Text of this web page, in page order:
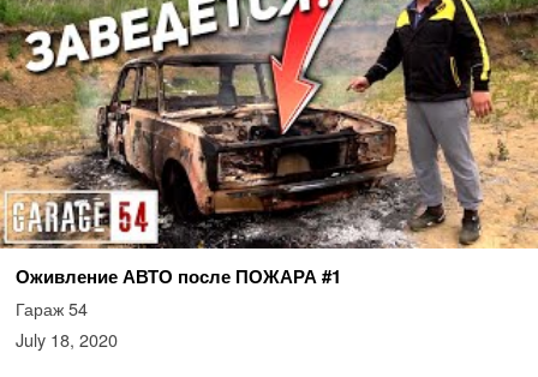
Оживление АВТО после ПОЖАРА #1
Гараж 54
July 18, 2020